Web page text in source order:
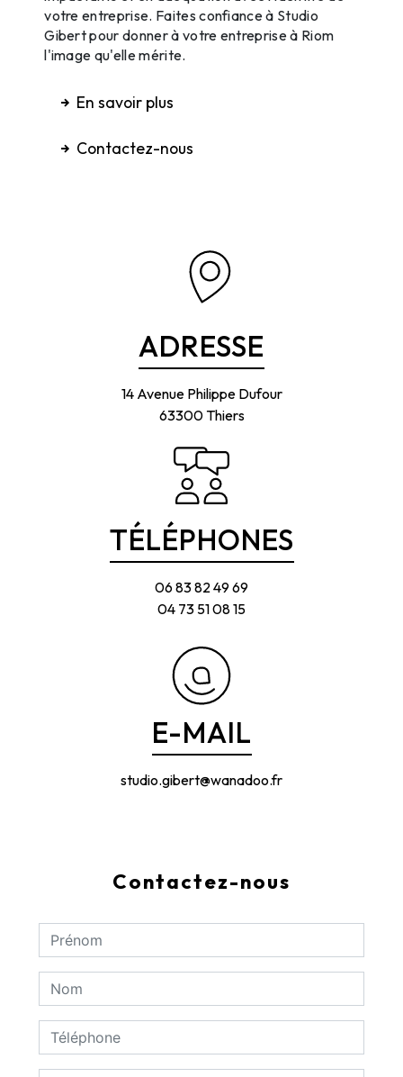
votre entreprise. Faites confiance à Studio
Gibert pour donner à votre entreprise à Riom
l'image qu'elle mérite.
En savoir plus
Contactez-nous
ADRESSE
14 Avenue Philippe Dufour
63300 Thiers
TÉLÉPHONES
06 83 82 49 69
04 73 51 08 15
E-MAIL
studio.gibert@wanadoo.fr
Contactez-nous